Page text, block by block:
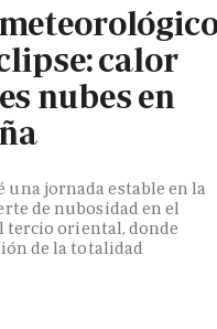
calor
nubes en
jornada estable en la
de nubosidad en el
tercio oriental, donde
de la totalidad